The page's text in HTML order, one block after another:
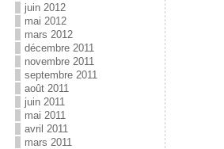
juin 2012
mai 2012
mars 2012
décembre 2011
novembre 2011
septembre 2011
août 2011
juin 2011
mai 2011
avril 2011
mars 2011